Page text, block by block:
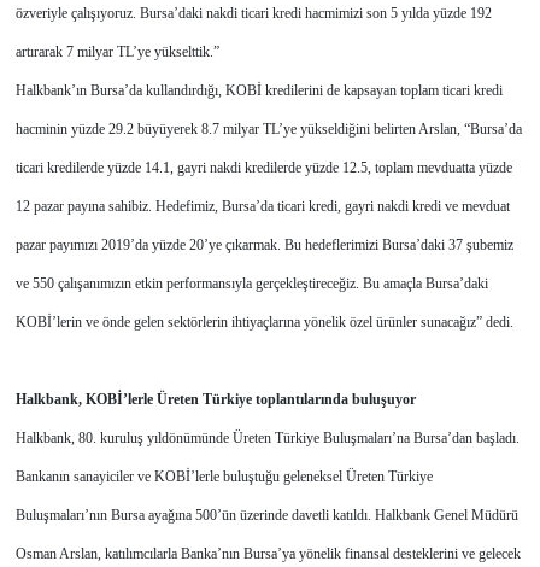
özveriyle çalışıyoruz. Bursa’daki nakdi ticari kredi hacmimizi son 5 yılda yüzde 192
artırarak 7 milyar TL’ye yükselttik.”
Halkbank’ın Bursa’da kullandırdığı, KOBİ kredilerini de kapsayan toplam ticari kredi
hacminin yüzde 29.2 büyüyerek 8.7 milyar TL’ye yükseldiğini belirten Arslan, “Bursa’da
ticari kredilerde yüzde 14.1, gayri nakdi kredilerde yüzde 12.5, toplam mevduatta yüzde
12 pazar payına sahibiz. Hedefimiz, Bursa’da ticari kredi, gayri nakdi kredi ve mevduat
pazar payımızı 2019’da yüzde 20’ye çıkarmak. Bu hedeflerimizi Bursa’daki 37 şubemiz
ve 550 çalışanımızın etkin performansıyla gerçekleştireceğiz. Bu amaçla Bursa’daki
KOBİ’lerin ve önde gelen sektörlerin ihtiyaçlarına yönelik özel ürünler sunacağız” dedi.
Halkbank, KOBİ’lerle Üreten Türkiye toplantılarında buluşuyor
Halkbank, 80. kuruluş yıldönümünde Üreten Türkiye Buluşmaları’na Bursa’dan başladı.
Bankanın sanayiciler ve KOBİ’lerle buluştuğu geleneksel Üreten Türkiye
Buluşmaları’nın Bursa ayağına 500’ün üzerinde davetli katıldı. Halkbank Genel Müdürü
Osman Arslan, katılımcılarla Banka’nın Bursa’ya yönelik finansal desteklerini ve gelecek